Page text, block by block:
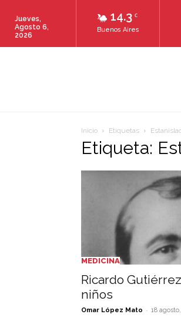
14.3 C
Buenos Aires
Jueves,
Agosto 6,
2026
Inicio Etiquetas
Etiqueta:
MEDICINA
Ricardo
niños
Omar López Mato - 18